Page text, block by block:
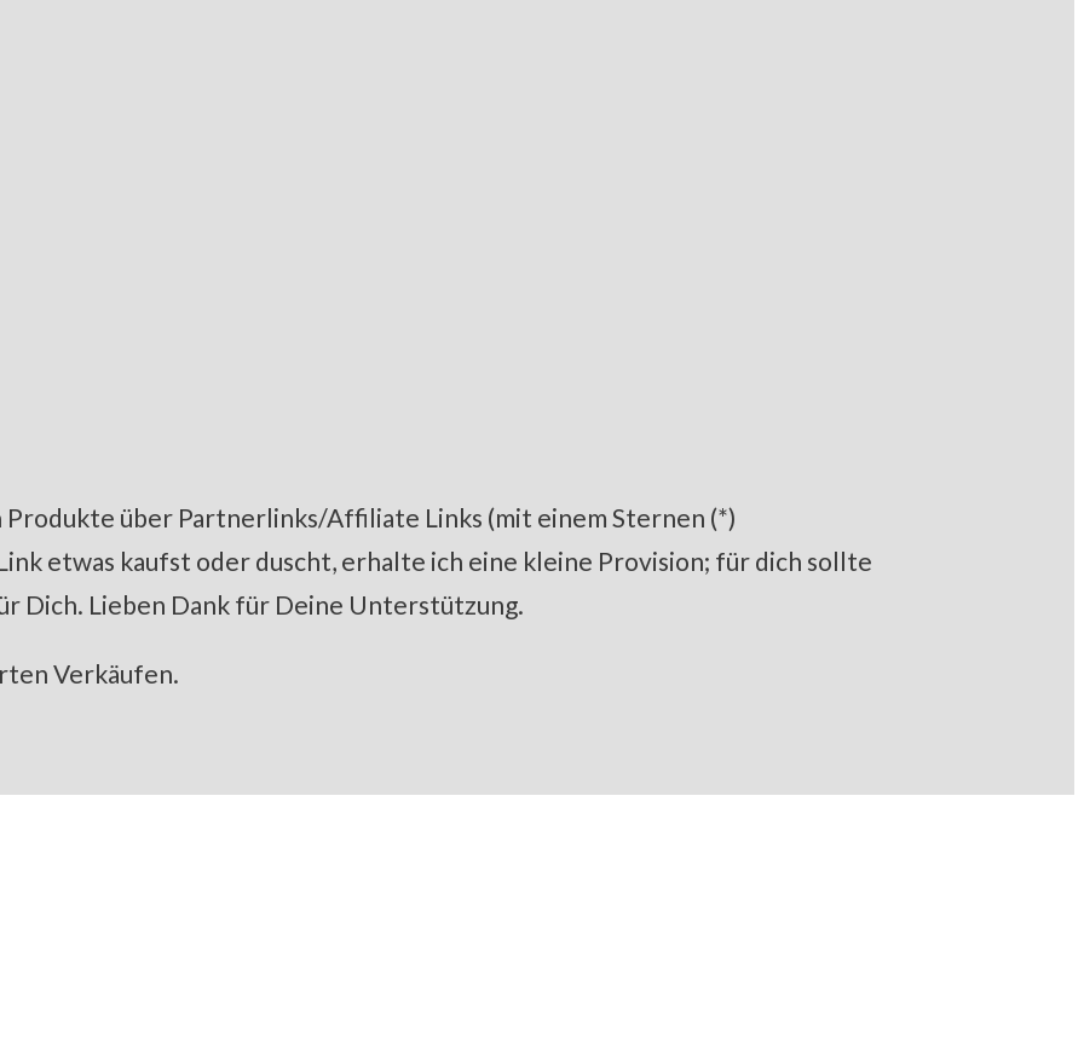
über Partnerlinks/Affiliate Links (mit einem Sternen (*)
etwas kaufst oder duscht, erhalte ich eine kleine Provision; für dich sollte
Dich. Lieben Dank für Deine Unterstützung.
Verkäufen.